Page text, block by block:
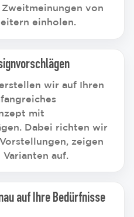
von
einholen.
wir auf Ihren
mit
Dabei richten wir
zeigen
auf.
auf Ihre Bedürfnisse